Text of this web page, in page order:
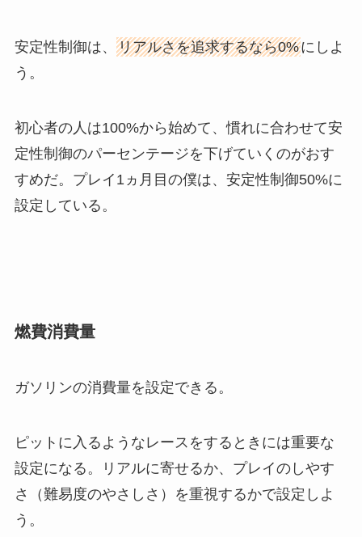
安定性制御は、 リアルさを追求するなら0%にしよ
う。
初心者の人は100%から始めて、慣れに合わせて安
定性制御のパーセンテージを下げていくのがおす
すめだ。プレイ1ヵ月目の僕は、安定性制御50%に
設定している。
燃費消費量
ガソリンの消費量を設定できる。
ピットに入るようなレースをするときには重要な
設定になる。リアルに寄せるか、プレイのしやす
さ（難易度のやさしさ）を重視するかで設定しよ
う。